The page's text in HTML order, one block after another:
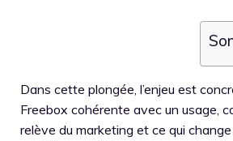
Dans cette plongée, l’enjeu est
Freebox cohérente avec un usage,
relève du marketing et ce qui